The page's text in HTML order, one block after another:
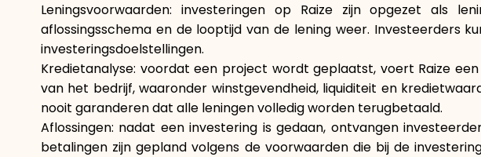
Leningsvoorwaarden: investeringen op Raize zijn opgezet
aflossingsschema en de looptijd van de lening weer. Investeerders
investeringsdoelstellingen.
Kredietanalyse: voordat een project wordt geplaatst, voert Raize
van het bedrijf, waaronder winstgevendheid, liquiditeit en
nooit garanderen dat alle leningen volledig worden terugbetaald.
Aflossingen: nadat een investering is gedaan, ontvangen
betalingen zijn gepland volgens de voorwaarden die bij de